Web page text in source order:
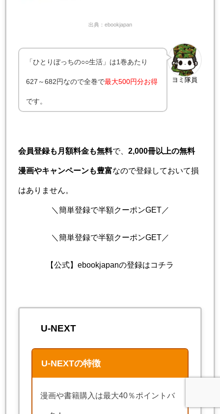
出典：ebookjapan
ヨミ隊員
「ひとりぼっちの○○生活」は1巻あたり
627～682円なので全巻で最大500円分お得
です。
会員登録も月額料金も無料で、 2,000冊以上の無料
漫画やキャンペーンも豊富なので登録しておいて損
はありません。
＼簡単登録で半額クーポンGET／
＼簡単登録で半額クーポンGET／
【公式】ebookjapanの登録はコチラ
U-NEXT
U-NEXTの特徴
漫画や書籍購入は最大40％ポイントバ